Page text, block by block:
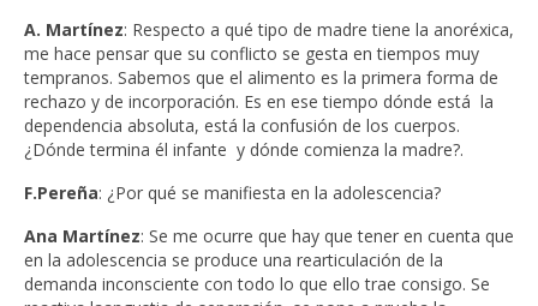
A. Martínez: Respecto a qué tipo de madre tiene la anoréxica,
me hace pensar que su conflicto se gesta en tiempos muy
tempranos. Sabemos que el alimento es la primera forma de
rechazo y de incorporación. Es en ese tiempo dónde está la
dependencia absoluta, está la confusión de los cuerpos.
¿Dónde termina él infante y dónde comienza la madre?.
F.Pereña: ¿Por qué se manifiesta en la adolescencia?
Ana Martínez: Se me ocurre que hay que tener en cuenta que
en la adolescencia se produce una rearticulación de la
demanda inconsciente con todo lo que ello trae consigo. Se